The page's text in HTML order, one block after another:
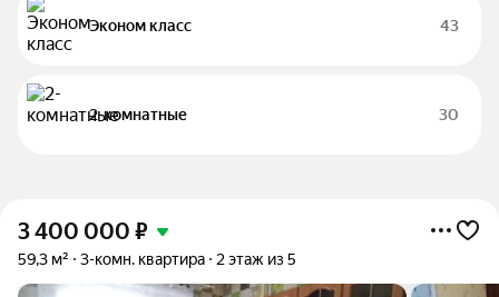
Эконом класс 43
2-комнатные 30
3 400 000 ₽
59,3 м² 3-комн. квартира 2 этаж из 5